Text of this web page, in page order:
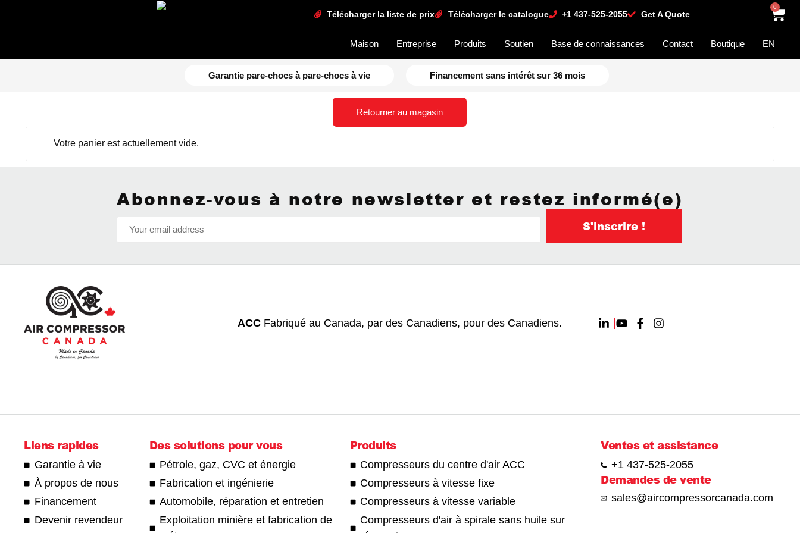
Télécharger la liste de prix Télécharger le catalogue +1 437-525-2055 Get A Quote
0
Maison Entreprise Produits Soutien Base de connaissances Contact Boutique EN
Garantie pare-chocs à pare-chocs à vie Financement sans intérêt sur 36 mois
Retourner au magasin
Votre panier est actuellement vide.
Abonnez-vous à notre newsletter et restez informé(e)
S'inscrire !
ACC Fabriqué au Canada, par des Canadiens, pour des Canadiens.
Liens rapides
Garantie à vie
À propos de nous
Financement
Devenir revendeur
Des solutions pour vous
Pétrole, gaz, CVC et énergie
Fabrication et ingénierie
Automobile, réparation et entretien
Exploitation minière et fabrication de
Produits
Compresseurs du centre d'air ACC
Compresseurs à vitesse fixe
Compresseurs à vitesse variable
Compresseurs d'air à spirale sans huile sur
Ventes et assistance
+1 437-525-2055
Demandes de vente
sales@aircompressorcanada.com